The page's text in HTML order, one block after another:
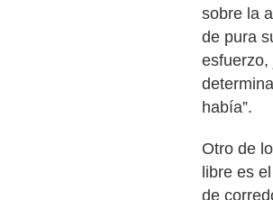
sobre la
de pura
esfuerzo,
había”.
Otro de
libre es
de